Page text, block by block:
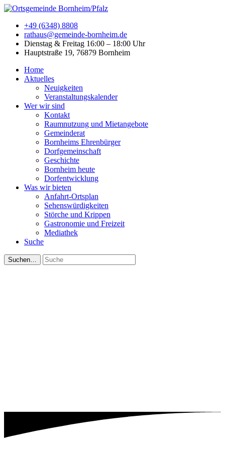
+49 (6348) 8808
rathaus@gemeinde-bornheim.de
Dienstag & Freitag 16:00 – 18:00 Uhr
Hauptstraße 19, 76879 Bornheim
Home
Aktuelles
Neuigkeiten
Veranstaltungskalender
Wer wir sind
Kontakt
Raumnutzung und Mietangebote
Gemeinderat
Bornheims Ehrenbürger
Dorfgemeinschaft
Geschichte
Bornheim heute
Dorfentwicklung
Was wir bieten
Anfahrt-Ortsplan
Sehenswürdigkeiten
Störche und Krippen
Gastronomie und Freizeit
Mediathek
Suche
Suchen…